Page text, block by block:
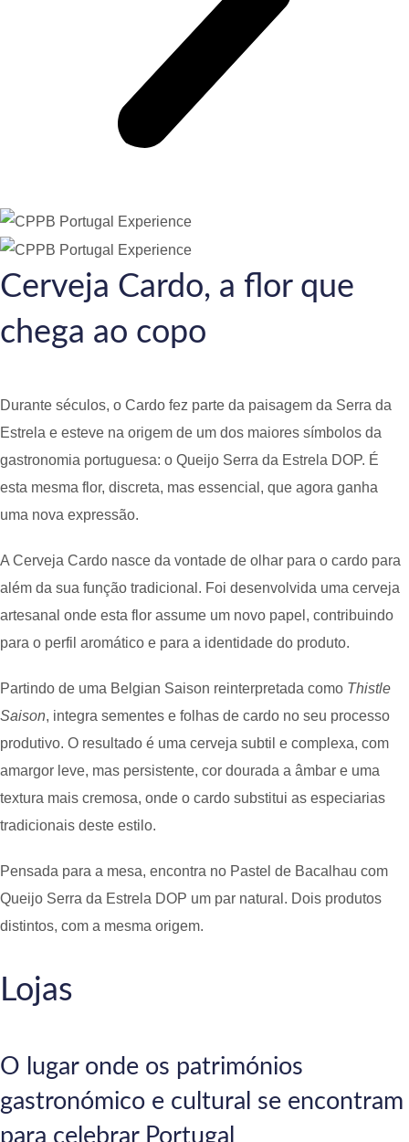
Cerveja Cardo, a flor que
chega ao copo
Durante séculos, o Cardo fez parte da paisagem da Serra da
Estrela e esteve na origem de um dos maiores símbolos da
gastronomia portuguesa: o Queijo Serra da Estrela DOP. É
esta mesma flor, discreta, mas essencial, que agora ganha
uma nova expressão.
A Cerveja Cardo nasce da vontade de olhar para o cardo para
além da sua função tradicional. Foi desenvolvida uma cerveja
artesanal onde esta flor assume um novo papel, contribuindo
para o perfil aromático e para a identidade do produto.
Partindo de uma Belgian Saison reinterpretada como Thistle
Saison, integra sementes e folhas de cardo no seu processo
produtivo. O resultado é uma cerveja subtil e complexa, com
amargor leve, mas persistente, cor dourada a âmbar e uma
textura mais cremosa, onde o cardo substitui as especiarias
tradicionais deste estilo.
Pensada para a mesa, encontra no Pastel de Bacalhau com
Queijo Serra da Estrela DOP um par natural. Dois produtos
distintos, com a mesma origem.
Lojas
O lugar onde os patrimónios
gastronómico e cultural se encontram
para celebrar Portugal